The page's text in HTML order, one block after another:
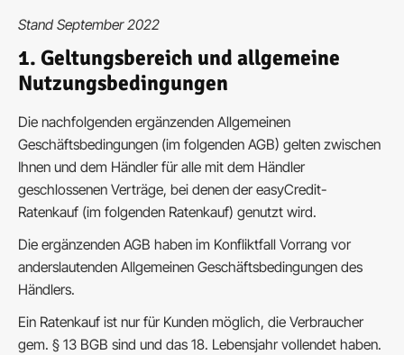
Stand September 2022
1. Geltungsbereich und allgemeine
Nutzungsbedingungen
Die nachfolgenden ergänzenden Allgemeinen
Geschäftsbedingungen (im folgenden AGB) gelten zwischen
Ihnen und dem Händler für alle mit dem Händler
geschlossenen Verträge, bei denen der easyCredit-
Ratenkauf (im folgenden Ratenkauf) genutzt wird.
Die ergänzenden AGB haben im Konfliktfall Vorrang vor
anderslautenden Allgemeinen Geschäftsbedingungen des
Händlers.
Ein Ratenkauf ist nur für Kunden möglich, die Verbraucher
gem. § 13 BGB sind und das 18. Lebensjahr vollendet haben.